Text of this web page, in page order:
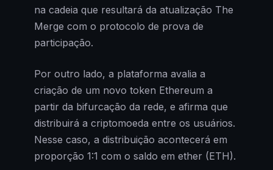
na cadeia que resultará da atualização The
Merge com o protocolo de prova de
participação.
Por outro lado, a plataforma avalia a
criação de um novo token Ethereum a
partir da bifurcação da rede, e afirma que
distribuirá a criptomoeda entre os usuários.
Nesse caso, a distribuição acontecerá em
proporção 1:1 com o saldo em ether (ETH).